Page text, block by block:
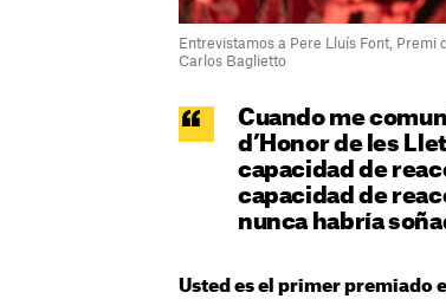
Entrevistamos a Pere Lluís Font,
Carlos Baglietto
Cuando me
d’Honor de les
capacidad de
capacidad de
nunca habría
Usted es el primer premiado